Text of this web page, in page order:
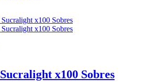
x100 Sobres